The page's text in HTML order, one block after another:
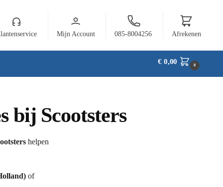
Mijn Account 085-8004256 Afrekenen
€0,00 0
bij Scootsters
helpen
of